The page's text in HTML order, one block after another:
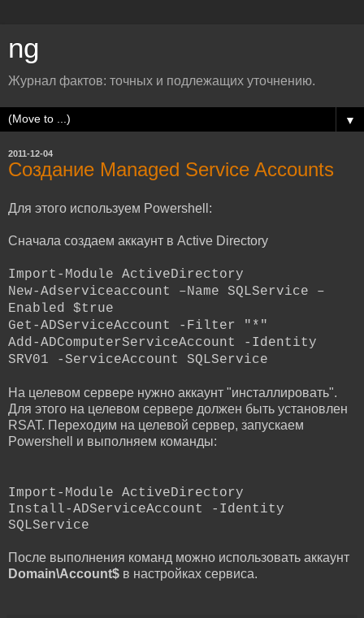
ng
Журнал фактов: точных и подлежащих уточнению.
▼
2011-12-04
Создание Managed Service Accounts
Для этого используем Powershell:
Сначала создаем аккаунт в Active Directory
Import-Module ActiveDirectory
New-Adserviceaccount –Name SQLService –
Enabled $true
Get-ADServiceAccount -Filter "*"
Add-ADComputerServiceAccount -Identity
SRV01 -ServiceAccount SQLService
На целевом сервере нужно аккаунт "инсталлировать".
Для этого на целевом сервере должен быть установлен
RSAT. Переходим на целевой сервер, запускаем
Powershell и выполняем команды:
Import-Module ActiveDirectory
Install-ADServiceAccount -Identity
SQLService
После выполнения команд можно использовать аккаунт
Domain\Account$ в настройках сервиса.